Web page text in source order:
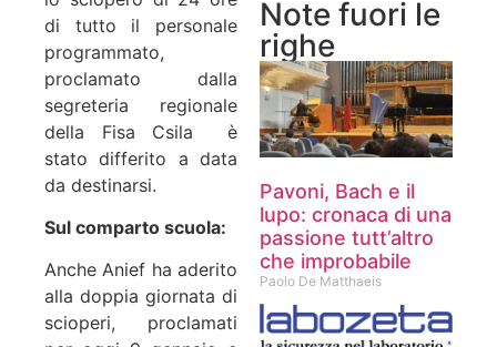
di tutto il personale
programmato,
proclamato dalla
segreteria regionale
della Fisa Csila è
stato differito a data
da destinarsi.
Sul comparto scuola:
Anche Anief ha aderito
alla doppia giornata di
scioperi, proclamati
Note fuori le
righe
Pavoni, Bach e il
lupo: cronaca di una
passione tutt’altro
che improbabile
Paolo De Matthaeis